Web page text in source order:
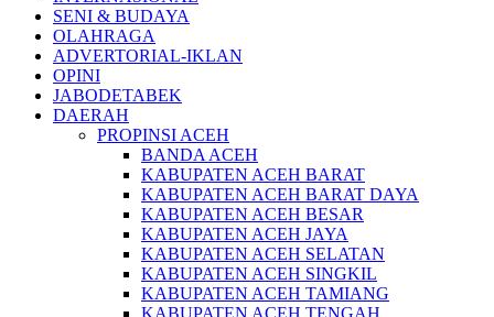
SENI & BUDAYA
OLAHRAGA
ADVERTORIAL-IKLAN
OPINI
JABODETABEK
DAERAH
PROPINSI ACEH
BANDA ACEH
KABUPATEN ACEH BARAT
KABUPATEN ACEH BARAT DAYA
KABUPATEN ACEH BESAR
KABUPATEN ACEH JAYA
KABUPATEN ACEH SELATAN
KABUPATEN ACEH SINGKIL
KABUPATEN ACEH TAMIANG
KABUPATEN ACEH TENGAH